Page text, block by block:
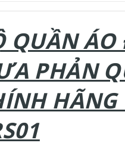
QUẦN
PHẢN
HÃNG